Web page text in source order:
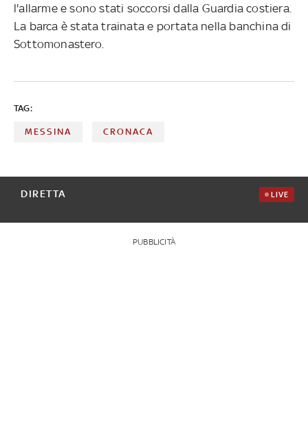
l'allarme e sono stati soccorsi dalla Guardia costiera.
La barca è stata trainata e portata nella banchina di
Sottomonastero.
TAG:
MESSINA CRONACA
DIRETTA LIVE
PUBBLICITÀ